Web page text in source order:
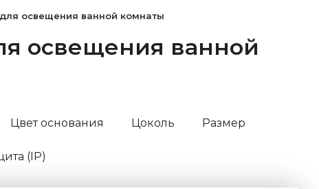
освещения ванной комнаты
освещения ванной
Цвет основания Цоколь Размер
(IP)